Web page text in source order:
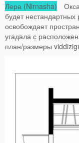
Лера (Nirnasha)
будет нестандартных
освобождает
угадала с
план/размеры